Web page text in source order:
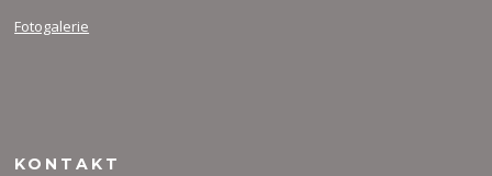
Fotogalerie
KONTAKT